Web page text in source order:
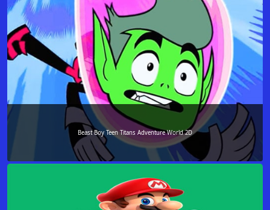
Beast Boy Teen Titans Adventure World 2D